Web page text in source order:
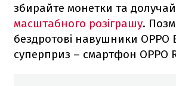
збирайте монетки та
масштабного розіграшу.
бездротові навушники OPPO
суперприз – смартфон OPPO